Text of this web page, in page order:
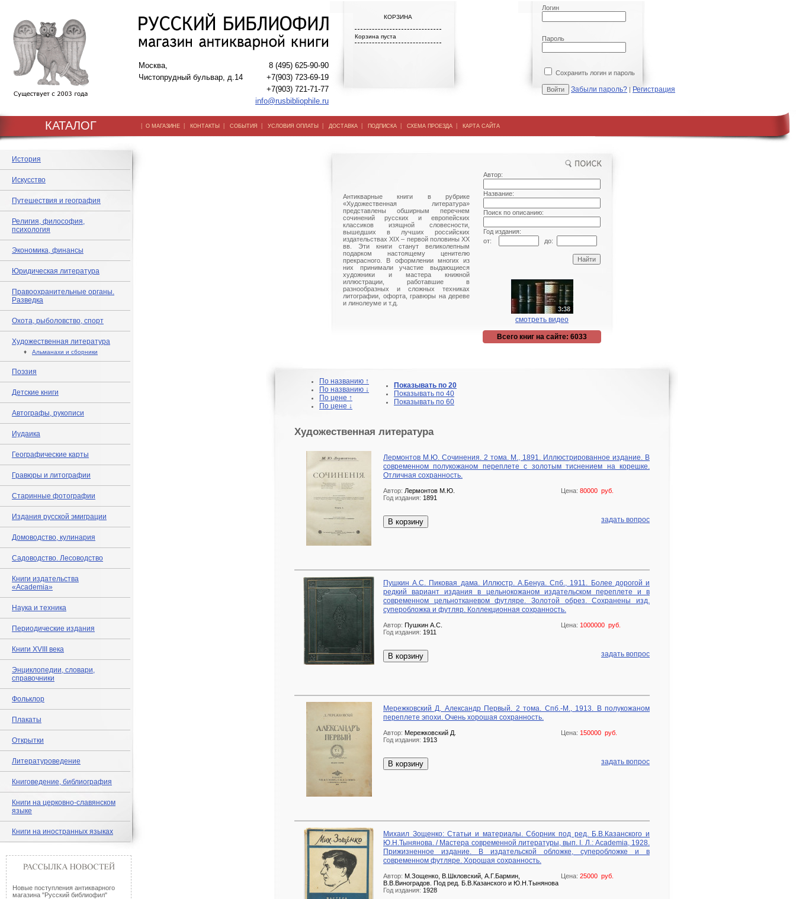
Москва,
Чистопрудный бульвар, д.14
8 (495) 625-90-90
+7(903) 723-69-19
+7(903) 721-71-77
info@rusbibliophile.ru
КОРЗИНА
Корзина пуста
Логин
Пароль
Сохранить логин и пароль
Забыли пароль? | Регистрация
КАТАЛОГ | О МАГАЗИНЕ | КОНТАКТЫ | СОБЫТИЯ | УСЛОВИЯ ОПЛАТЫ | ДОСТАВКА | ПОДПИСКА | СХЕМА ПРОЕЗДА | КАРТА САЙТА
История
Искусство
Путешествия и география
Религия, философия,
психология
Экономика, финансы
Юридическая литература
Правоохранительные органы.
Разведка
Охота, рыболовство, спорт
Художественная литература
♦ Альманахи и сборники
Поэзия
Детские книги
Автографы, рукописи
Иудаика
Географические карты
Гравюры и литографии
Старинные фотографии
Издания русской эмиграции
Домоводство, кулинария
Садоводство. Лесоводство
Книги издательства
«Academia»
Наука и техника
Периодические издания
Книги XVIII века
Энциклопедии, словари,
справочники
Фольклор
Плакаты
Открытки
Литературоведение
Книговедение, библиография
Книги на церковно-славянском
языке
Книги на иностранных языках
Новые поступления антикварного
магазина "Русский библиофил"
Антикварные книги в рубрике
«Художественная литература»
представлены обширным перечнем
сочинений русских и европейских
классиков изящной словесности,
вышедших в лучших российских
издательствах XIX – первой половины ХХ
вв. Эти книги станут великолепным
подарком настоящему ценителю
прекрасного. В оформлении многих из
них принимали участие выдающиеся
художники и мастера книжной
иллюстрации, работавшие в
разнообразных и сложных техниках
литографии, офорта, гравюры на дереве
и линолеуме и т.д.
Автор:
Название:
Поиск по описанию:
Год издания:
от:
до:
смотреть видео
Всего книг на сайте: 6033
По названию ↑
По названию ↓
По цене ↑
По цене ↓
Показывать по 20
Показывать по 40
Показывать по 60
Художественная литература
Лермонтов М.Ю. Сочинения. 2 тома. М., 1891. Иллюстрированное издание. В
современном полукожаном переплете с золотым тиснением на корешке.
Отличная сохранность.
Цена: 80000 руб.
Автор: Лермонтов М.Ю.
Год издания: 1891
В корзину задать вопрос
Пушкин А.С. Пиковая дама. Иллюстр. А.Бенуа. Спб., 1911. Более дорогой и
редкий вариант издания в цельнокожаном издательском переплете и в
современном цельнотканевом футляре. Золотой обрез. Сохранены изд.
суперобложка и футляр. Коллекционная сохранность.
Цена: 1000000 руб.
Автор: Пушкин А.С.
Год издания: 1911
В корзину задать вопрос
Мережковский Д. Александр Первый. 2 тома. Спб.-М., 1913. В полукожаном
переплете эпохи. Очень хорошая сохранность.
Цена: 150000 руб.
Автор: Мережковский Д.
Год издания: 1913
В корзину задать вопрос
Михаил Зощенко: Статьи и материалы. Сборник под ред. Б.В.Казанского и
Ю.Н.Тынянова. / Мастера современной литературы, вып. I. Л.: Academia, 1928.
Прижизненное издание. В издательской обложке, суперобложке и в
современном футляре. Хорошая сохранность.
Цена: 25000 руб.
Автор: М.Зощенко, В.Шкловский, А.Г.Бармин,
В.В.Виноградов. Под ред. Б.В.Казанского и Ю.Н.Тынянова
Год издания: 1928